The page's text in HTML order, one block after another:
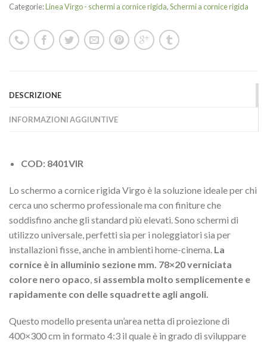
Categorie:Linea Virgo - schermi a cornice rigida,Schermi a cornice rigida
DESCRIZIONE
INFORMAZIONI AGGIUNTIVE
COD: 8401VIR
Lo schermo a cornice rigida Virgo è la soluzione ideale per chi
cerca uno schermo professionale ma con finiture che
soddisfino anche gli standard più elevati. Sono schermi di
utilizzo universale, perfetti sia per i noleggiatori sia per
installazioni fisse, anche in ambienti home-cinema. La
cornice è in alluminio sezione mm. 78×20 verniciata
colore nero opaco, si assembla molto semplicemente e
rapidamente con delle squadrette agli angoli.
Questo modello presenta un’area netta di proiezione di
400×300 cm in formato 4:3 il quale è in grado di sviluppare